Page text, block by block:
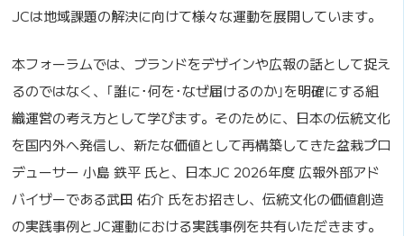
JCは地域課題の解決に向けて様々な運動を展開しています。
本フォーラムでは、ブランドをデザインや広報の話として捉え
るのではなく、｢誰に･何を･なぜ届けるのか｣を明確にする組
織運営の考え方として学びます。そのために、日本の伝統文化
を国内外へ発信し、新たな価値として再構築してきた盆栽プロ
デューサー 小島 鉄平 氏と、日本JC 2026年度 広報外部アド
バイザーである武田 佑介 氏をお招きし、伝統文化の価値創造
の実践事例とJC運動における実践事例を共有いただきます。